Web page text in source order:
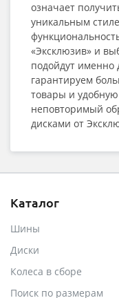
означает
уникальным
«Эксклюзив» и
подойдут
гарантируем
товары и удобную
неповторимый
дисками от
Каталог
Шины
Диски
Колеса в сборе
Поиск по размерам